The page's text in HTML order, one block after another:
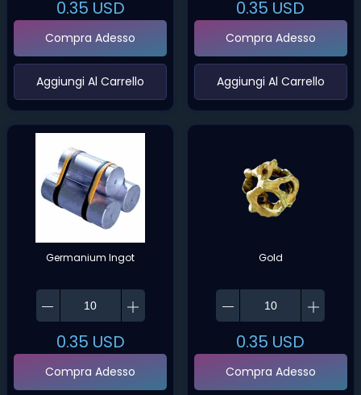
0.35 USD
Compra Adesso
‌Aggiungi Al Carrello‌
0.35 USD
Compra Adesso
‌Aggiungi Al Carrello‌
Germanium Ingot
0.35 USD
Compra Adesso
Gold
0.35 USD
Compra Adesso